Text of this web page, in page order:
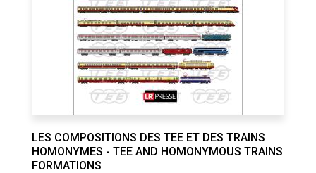
LES COMPOSITIONS DES TEE ET DES TRAINS
HOMONYMES - TEE AND HOMONYMOUS TRAINS
FORMATIONS